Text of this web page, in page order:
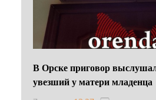
В Орске приговор
увезший у матери младенца